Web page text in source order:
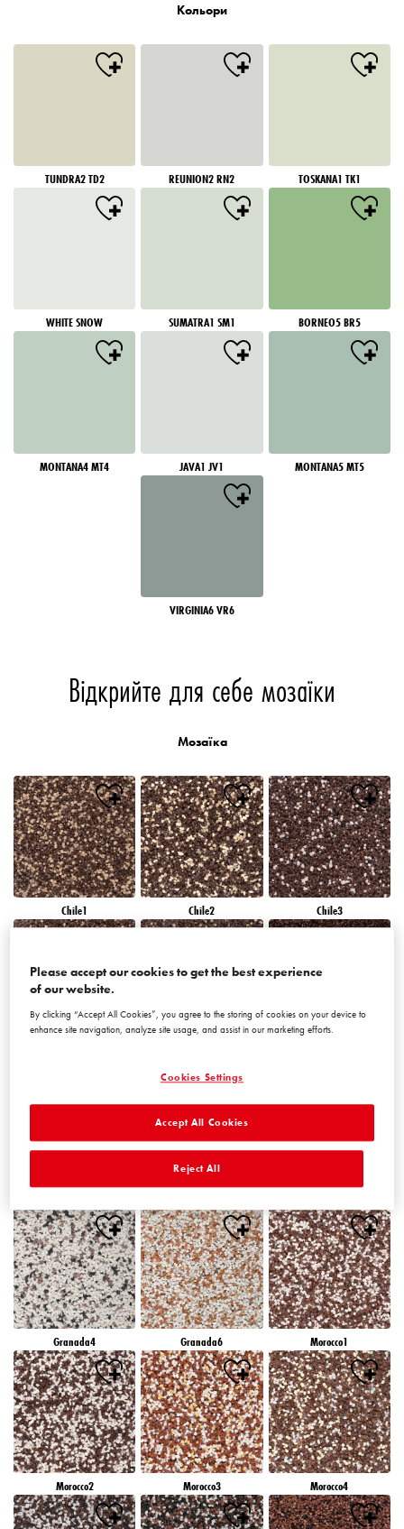
Кольори
TUNDRA2 TD2 REUNION2 RN2 TOSKANA1 TK1
WHITE SNOW SUMATRA1 SM1 BORNEO5 BR5
MONTANA4 MT4 JAVA1 JV1 MONTANA5 MT5
VIRGINIA6 VR6
Відкрийте для себе мозаїки
Мозаїка
Chile1 Chile2 Chile3
Granada4 Granada6 Morocco1
Morocco2 Morocco3 Morocco4
Please accept our cookies to get the best experience
of our website.
By clicking “Accept All Cookies”, you agree to the storing of cookies on your device to
enhance site navigation, analyze site usage, and assist in our marketing efforts.
Cookies Settings
Reject All
Accept All Cookies